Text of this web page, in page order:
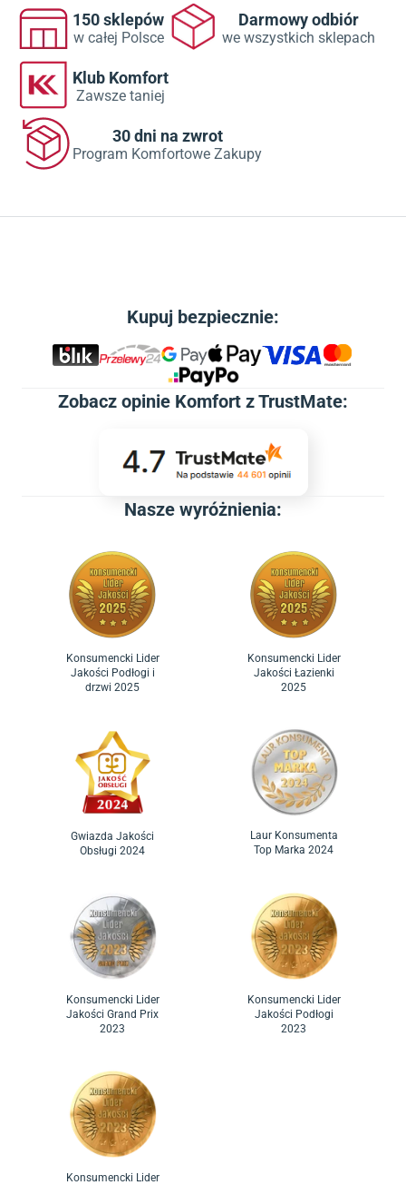
150 sklepów
w całej Polsce
Darmowy odbiór
we wszystkich sklepach
Klub Komfort
Zawsze taniej
30 dni na zwrot
Program Komfortowe Zakupy
Kupuj bezpiecznie:
Zobacz opinie Komfort z TrustMate:
Nasze wyróżnienia:
Konsumencki Lider
Jakości Podłogi i
drzwi 2025
Konsumencki Lider
Jakości Łazienki
2025
Gwiazda Jakości
Obsługi 2024
Laur Konsumenta
Top Marka 2024
Konsumencki Lider
Jakości Grand Prix
2023
Konsumencki Lider
Jakości Podłogi
2023
Konsumencki Lider